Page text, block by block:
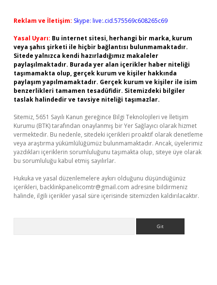
Reklam ve İletişim: Skype: live:.cid.575569c608265c69
Yasal Uyarı: Bu internet sitesi, herhangi bir marka, kurum
veya şahıs şirketi ile hiçbir bağlantısı bulunmamaktadır.
Sitede yalnızca kendi hazırladığımız makaleler
paylaşılmaktadır. Burada yer alan içerikler haber niteliği
taşımamakta olup, gerçek kurum ve kişiler hakkında
paylaşım yapılmamaktadır. Gerçek kurum ve kişiler ile isim
benzerlikleri tamamen tesadüfidir. Sitemizdeki bilgiler
taslak halindedir ve tavsiye niteliği taşımazlar.
Sitemiz, 5651 Sayılı Kanun gereğince Bilgi Teknolojileri ve İletişim
Kurumu (BTK) tarafından onaylanmış bir Yer Sağlayıcı olarak hizmet
vermektedir. Bu nedenle, sitedeki içerikleri proaktif olarak denetleme
veya araştırma yükümlülüğümüz bulunmamaktadır. Ancak, üyelerimiz
yazdıkları içeriklerin sorumluluğunu taşımakta olup, siteye üye olarak
bu sorumluluğu kabul etmiş sayılırlar.
Hukuka ve yasal düzenlemelere aykırı olduğunu düşündüğünüz
içerikleri, backlinkpanelicomtr@gmail.com adresine bildirmeniz
halinde, ilgili içerikler yasal süre içerisinde sitemizden kaldırılacaktır.